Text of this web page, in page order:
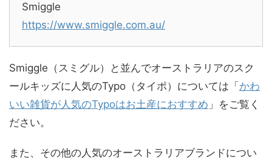
Smiggle
https://www.smiggle.com.au/
Smiggle（スミグル）と並んでオーストラリアのスク
ールキッズに人気のTypo（タイポ）については「 かわ
いい雑貨が人気のTypoはお土産におすすめ 」をご覧く
ださい。
また、その他の人気のオーストラリアブランドについ